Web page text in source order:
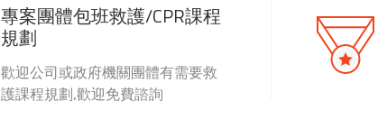
專案團體包班救護/CPR課程
規劃
歡迎公司或政府機關團體有需要救
護課程規劃,歡迎免費諮詢